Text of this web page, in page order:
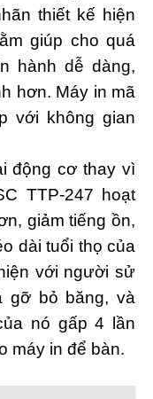
thiết kế hiện
giúp cho quá
hành dễ dàng,
hơn. Máy in mã
với không gian
động cơ thay vì
TTP-247 hoạt
giảm tiếng ồn,
dài tuổi thọ của
với người sử
gỡ bỏ băng, và
nó gấp 4 lần
máy in để bàn.